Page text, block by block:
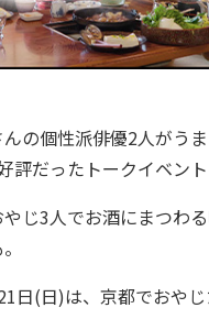
の個性派俳優2人がう
だったトークイベント
じ3人でお酒にまつわ
(日)は、京都でおや